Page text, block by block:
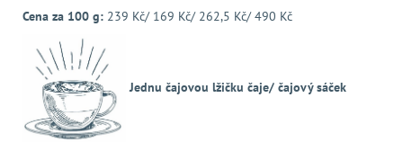
Cena za 100 g: 239 Kč/ 169 Kč/ 262,5 Kč/ 490 Kč
Jednu čajovou lžičku čaje/ čajový sáček